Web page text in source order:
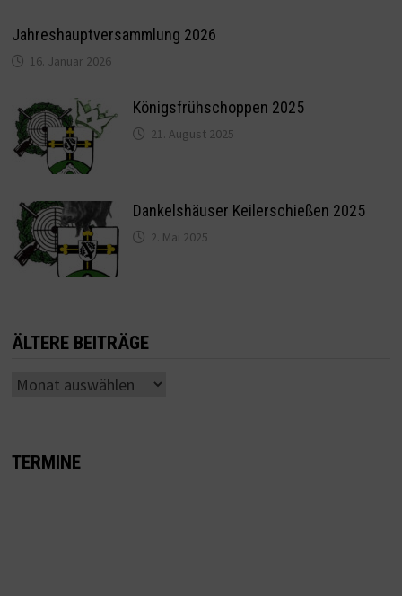
Jahreshauptversammlung 2026
16. Januar 2026
Königsfrühschoppen 2025
21. August 2025
Dankelshäuser Keilerschießen 2025
2. Mai 2025
ÄLTERE BEITRÄGE
Ältere
TERMINE